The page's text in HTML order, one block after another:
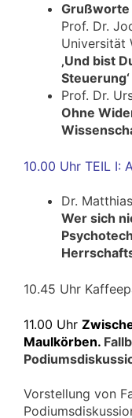
Grußworte
Prof. Dr.
Universität
‚Und bist
Prof. Dr.
Ohne
10.00 Uhr TEIL I:
Dr.
Wer sich
10.45 Uhr
11.00 Uhr
Maulkörben.
Vorstellung von